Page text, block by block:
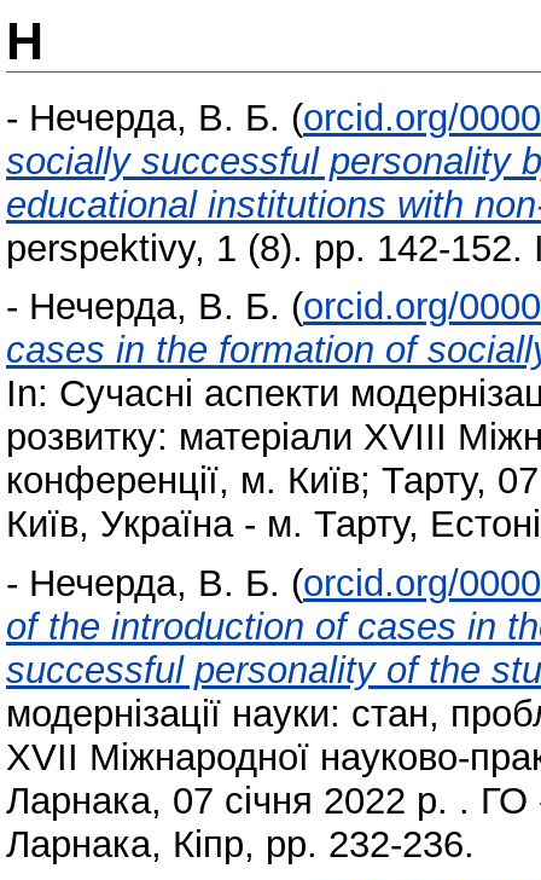
Н
- Нечерда, В. Б. (orcid.org/
socially successful personality
educational institutions with
perspektivy, 1 (8). pp. 142-152.
- Нечерда, В. Б. (orcid.org/
cases in the formation of
In: Сучасні аспекти
розвитку: матеріали XVIII
конференції, м. Київ; Тарту,
Київ, Україна - м. Тарту,
- Нечерда, В. Б. (orcid.org/
of the introduction of cases in
successful personality of the
модернізації науки: стан,
XVII Міжнародної науково-
Ларнака, 07 січня 2022 р. .
Ларнака, Кіпр, pp. 232-236.